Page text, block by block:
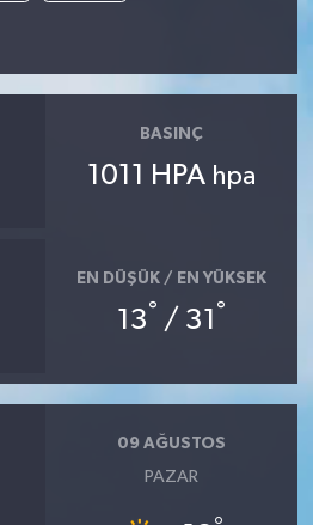
BASINÇ
1011 HPA hpa
EN DÜŞÜK / EN YÜKSEK
13° / 31 °
09 AĞUSTOS
PAZAR